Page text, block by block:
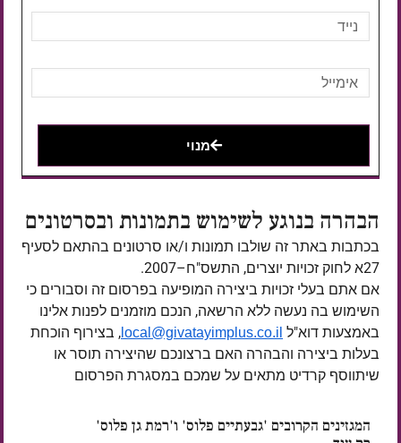
מנוי
הבהרה בנוגע לשימוש בתמונות ובסרטונים
בכתבות באתר זה שולבו תמונות ו/או סרטונים בהתאם לסעיף
27א לחוק זכויות יוצרים, התשס"ח–2007.
אם אתם בעלי זכויות ביצירה המופיעה בפרסום זה וסבורים כי
השימוש בה נעשה ללא הרשאה, הנכם מוזמנים לפנות אלינו
באמצעות דוא"ל local@givatayimplus.co.il , בצירוף הוכחת
בעלות ביצירה והבהרה האם ברצונכם שהיצירה תוסר או
שיתווסף קרדיט מתאים על שמכם במסגרת הפרסום
המגזינים הקרובים 'גבעתיים פלוס' ו'רמת גן פלוס'